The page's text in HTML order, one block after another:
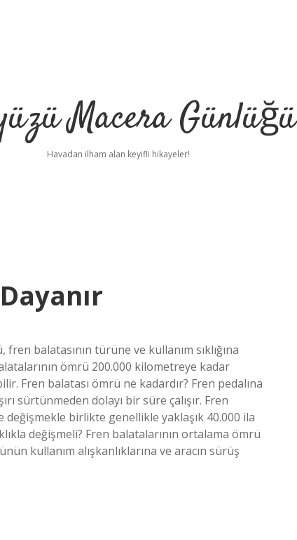
Macera Günlüğü
Havadan ilham alan keyifli hikayeler!
balatasının türüne ve kullanım sıklığına
ömrü 200.000 kilometreye kadar
Fren balatası ömrü ne kadardır? Fren pedalına
sürtünmeden dolayı bir süre çalışır. Fren
birlikte genellikle yaklaşık 40.000 ila
değişmeli? Fren balatalarının ortalama ömrü
kullanım alışkanlıklarına ve aracın sürüş